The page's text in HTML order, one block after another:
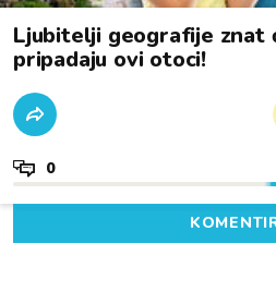
Ljubitelji geografije znat
pripadaju ovi otoci!
0